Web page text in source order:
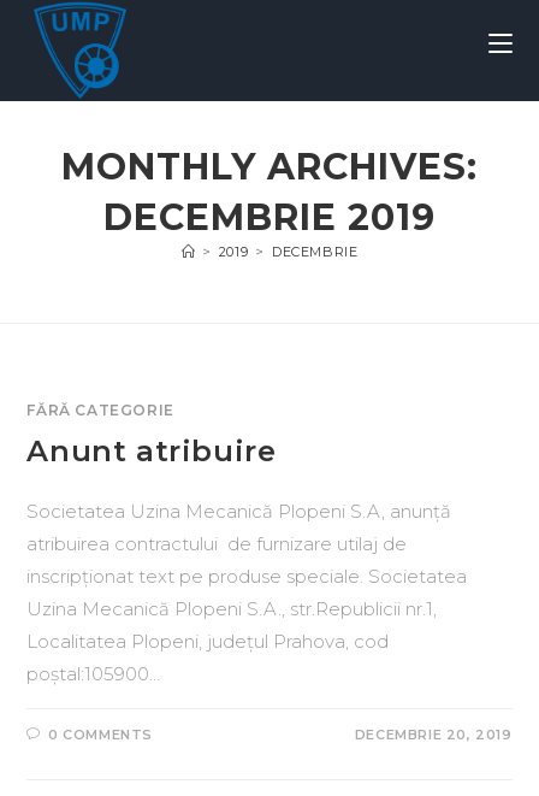
MONTHLY ARCHIVES:
DECEMBRIE 2019
> 2019 > DECEMBRIE
FĂRĂ CATEGORIE
Anunt atribuire
Societatea Uzina Mecanică Plopeni S.A, anunță
atribuirea contractului de furnizare utilaj de
inscripționat text pe produse speciale. Societatea
Uzina Mecanică Plopeni S.A., str.Republicii nr.1,
Localitatea Plopeni, județul Prahova, cod
poștal:105900…
0 COMMENTS DECEMBRIE 20, 2019